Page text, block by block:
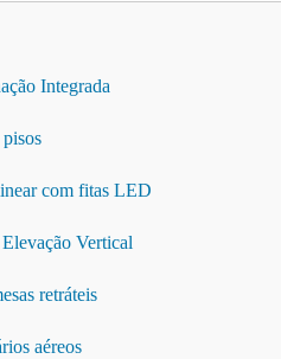
Integrada
com fitas LED
Vertical
retráteis
aéreos